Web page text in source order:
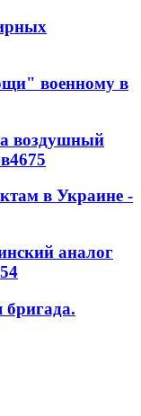
военному в
воздушный
4675
в Украине -
аналог
бригада.